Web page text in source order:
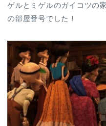
ゲルとミゲルのガイコツの
の部屋番号でした！